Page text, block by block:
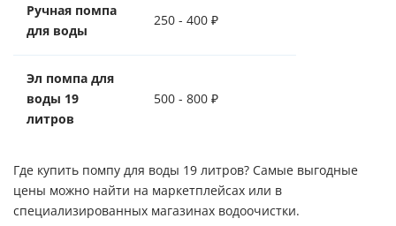
Ручная помпа
для воды
250 - 400 ₽
Эл помпа для
воды 19
литров
500 - 800 ₽
Где купить помпу для воды 19 литров? Самые выгодные
цены можно найти на маркетплейсах или в
специализированных магазинах водоочистки.